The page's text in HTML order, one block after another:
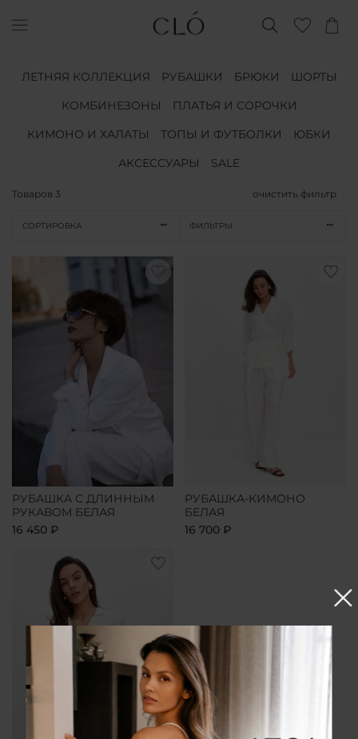
ЛЕТНЯЯ КОЛЛЕКЦИЯ РУБАШКИ БРЮКИ
ШОРТЫ
КОМБИНЕЗОНЫ
ПЛАТЬЯ И СОРОЧКИ
КИМОНО И ХАЛАТЫ
ТОПЫ И ФУТБОЛКИ
ЮБКИ
АКСЕССУАРЫ
SALE
Товаров 3 очистить фильтр
СОРТИРОВКА ФИЛЬТРЫ
РУБАШКА С ДЛИННЫМ
РУКАВОМ БЕЛАЯ
16 450 ₽
РУБАШКА-КИМОНО
БЕЛАЯ
16 700 ₽